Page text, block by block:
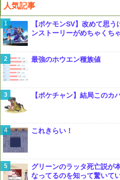
人気記事
【ポケモンSV】改めて思
ンストーリーがめちゃくち
最強のホウエン種族値
【ポケチャン】結局このカ
これきらい！
グリーンのラッタ死亡説が
なってるのを知って驚いて